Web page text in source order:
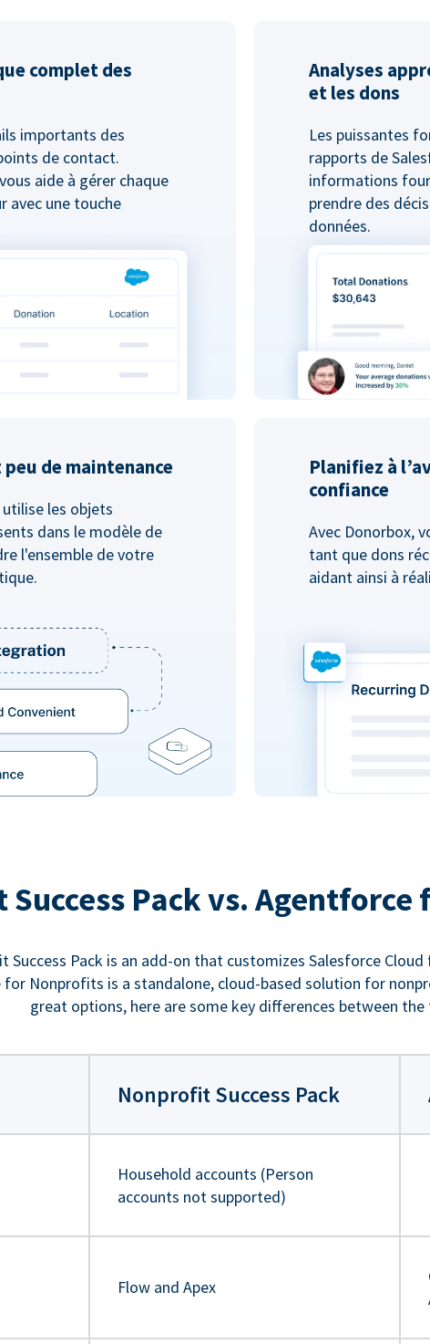
complet des
importants des
de contact.
aide à gérer chaque
avec une touche
Analyses
et les dons
Les puissantes
rapports de
informations
prendre des
données.
de maintenance
les objets
dans le modèle de
l'ensemble de votre
Planifiez à
confiance
Avec Donorbox,
tant que dons
aidant ainsi à
Pack vs.
Success Pack is an add-on that customizes Salesforce
Nonprofits is a standalone, cloud-based solution for
great options, here are some key differences between the
Nonprofit Success Pack
Household accounts (Person
accounts not supported)
Flow and Apex